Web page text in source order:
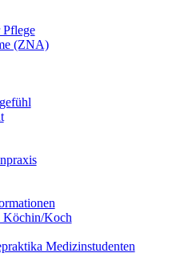
(ZNA)
Köchin/Koch
Medizinstudenten